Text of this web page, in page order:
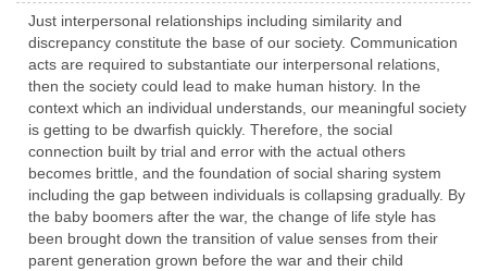
Just interpersonal relationships including similarity and
discrepancy constitute the base of our society. Communication
acts are required to substantiate our interpersonal relations,
then the society could lead to make human history. In the
context which an individual understands, our meaningful society
is getting to be dwarfish quickly. Therefore, the social
connection built by trial and error with the actual others
becomes brittle, and the foundation of social sharing system
including the gap between individuals is collapsing gradually. By
the baby boomers after the war, the change of life style has
been brought down the transition of value senses from their
parent generation grown before the war and their child